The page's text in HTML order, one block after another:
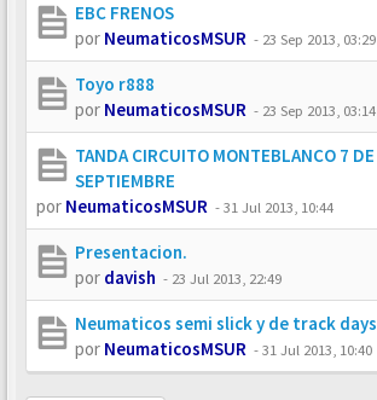
EBC FRENOS
por NeumaticosMSUR - 23 Sep 2013, 03:29
Toyo r888
por NeumaticosMSUR - 23 Sep 2013, 03:14
TANDA CIRCUITO MONTEBLANCO 7 DE
SEPTIEMBRE
por NeumaticosMSUR -31 Jul 2013, 10:44
Presentacion.
por davish - 23 Jul 2013, 22:49
Neumaticos semi slick y de track days
por NeumaticosMSUR -31 Jul 2013, 10:40